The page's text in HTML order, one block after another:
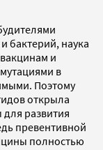
бактерий, наука
и
в
Поэтому
открыла
развития
превентивной
полностью